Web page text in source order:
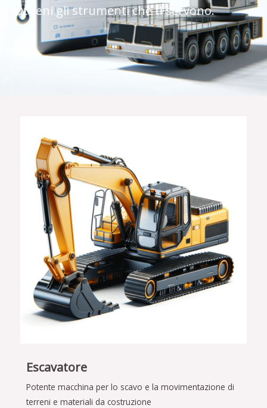
Ottieni gli strumenti che ti servono.
Escavatore
Potente macchina per lo scavo e la movimentazione di
terreni e materiali da costruzione